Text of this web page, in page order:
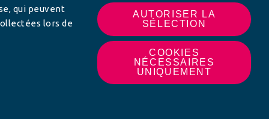
qui peuvent
lors de
AUTORISER LA
SÉLECTION
COOKIES
NÉCESSAIRES
UNIQUEMENT